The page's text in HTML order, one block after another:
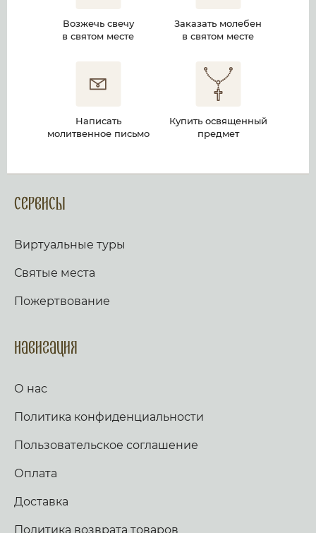
Возжечь свечу
в святом месте
Заказать молебен
в святом месте
Написать
молитвенное письмо
Купить освященный
предмет
Сервисы
Виртуальные туры
Святые места
Пожертвование
Навигация
О нас
Политика конфиденциальности
Пользовательское соглашение
Оплата
Доставка
Политика возврата товаров